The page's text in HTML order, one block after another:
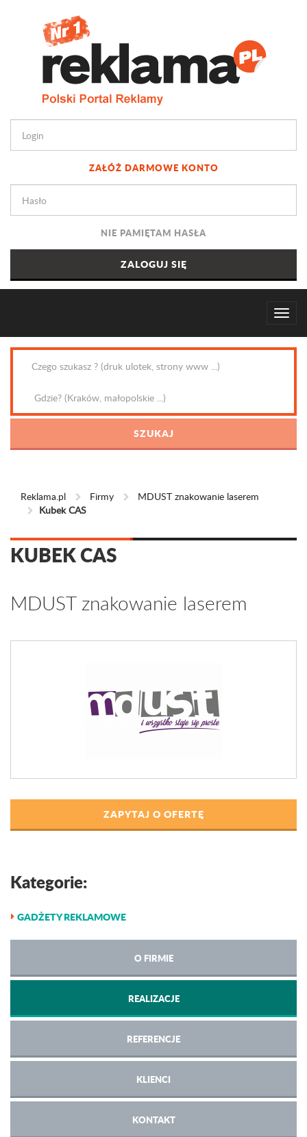
ZAŁÓŻ DARMOWE KONTO
NIE PAMIĘTAM HASŁA
Reklama.pl Firmy
MDUST znakowanie laserem
Kubek CAS
KUBEK CAS
MDUST znakowanie laserem
ZAPYTAJ O OFERTĘ
Kategorie:
GADŻETY REKLAMOWE
O FIRMIE
REALIZACJE
REFERENCJE
KLIENCI
KONTAKT